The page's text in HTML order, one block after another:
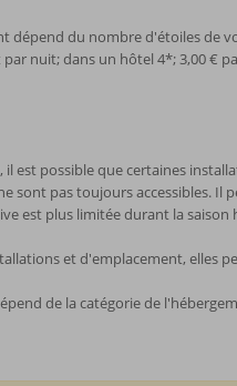
dépend du nombre d'étoiles de
nuit; dans un hôtel 4*; 3,00 €
est possible que certaines
pas toujours accessibles. Il
est plus limitée durant la saison
et d'emplacement, elles
de la catégorie de